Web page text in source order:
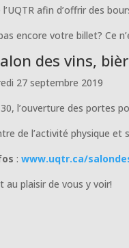
afin d’offrir des
encore votre billet? Ce
des vins,
27 septembre 2019
l’ouverture des portes
de l’activité physique et
:www.uqtr.ca/
au plaisir de vous y voir!